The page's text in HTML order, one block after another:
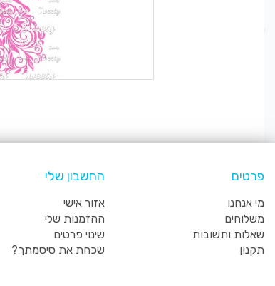
פרטים
מי אנחנו
משלוחים
שאלות ותשובות
תקנון
החשבון שלי
אזור אישי
ההזמנות שלי
שינוי פרטים
שכחת את סיסמתך?